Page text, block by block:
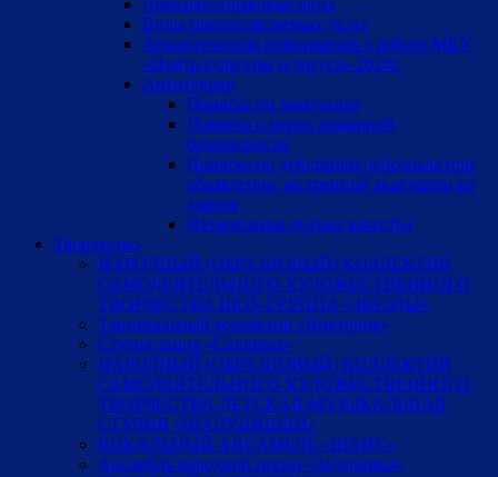
Виды предоставляемых услуг
Аналитическая информация о работе МКУ
«Центр культуры и досуга» 2024г.
Антитеррор
Памятка по эвакуации
Памятка о мерах пожарной
безопасности
Памятка по действиям персонала при
объявлении экстренной эвакуации из
здания
Независимая оценка качества
Творчество
НАРОДНЫЙ (ОБРАЗЦОВЫЙ) КОЛЛЕКТИВ
САМОДЕЯТЕЛЬНОГО ХУДОЖЕСТВЕННОГО
ТВОРЧЕСТВА ШОУ-ГРУППА «ЗВЕЗДЫ»
Танцевальный коллектив «Виктория»
Студия танца «Сюрприз»
НАРОДНЫЙ (ОБРАЗЦОВЫЙ) КОЛЛЕКТИВ
САМОДЕЯТЕЛЬНОГО ХУДОЖЕСТВЕННОГО
ТВОРЧЕСТВА ДЕТСКАЯ МУЗЫКАЛЬНАЯ
СТУДИЯ «ШАЛУНИШКИ»
ВОКАЛЬНЫЙ АНСАМБЛЬ «ШАНС»
Ансамбль народной песни «Задоринка»